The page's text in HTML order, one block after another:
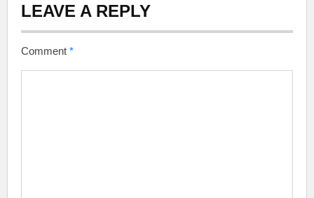
LEAVE A REPLY
Comment *